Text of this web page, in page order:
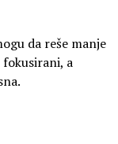
da reše manje
a